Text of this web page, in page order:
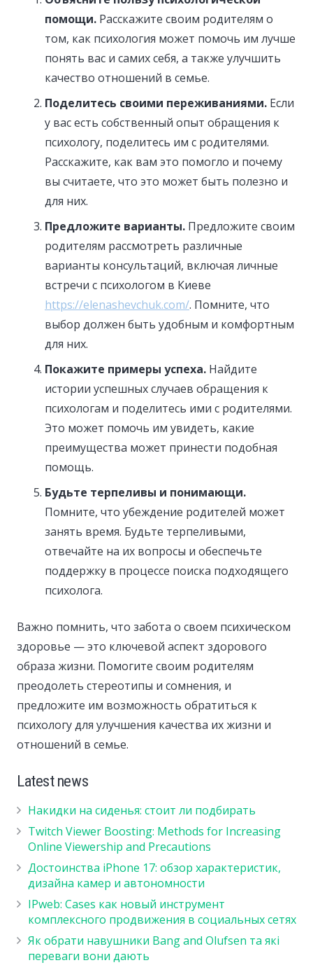
помощи. Расскажите своим родителям о
том, как психология может помочь им лучше
понять вас и самих себя, а также улучшить
качество отношений в семье.
Поделитесь своими переживаниями. Если
у вас есть собственный опыт обращения к
психологу, поделитесь им с родителями.
Расскажите, как вам это помогло и почему
вы считаете, что это может быть полезно и
для них.
Предложите варианты. Предложите своим
родителям рассмотреть различные
варианты консультаций, включая личные
встречи с психологом в Киеве
https://elenashevchuk.com/. Помните, что
выбор должен быть удобным и комфортным
для них.
Покажите примеры успеха. Найдите
истории успешных случаев обращения к
психологам и поделитесь ими с родителями.
Это может помочь им увидеть, какие
преимущества может принести подобная
помощь.
Будьте терпеливы и понимающи.
Помните, что убеждение родителей может
занять время. Будьте терпеливыми,
отвечайте на их вопросы и обеспечьте
поддержку в процессе поиска подходящего
психолога.
Важно помнить, что забота о своем психическом
здоровье — это ключевой аспект здорового
образа жизни. Помогите своим родителям
преодолеть стереотипы и сомнения, и
предложите им возможность обратиться к
психологу для улучшения качества их жизни и
отношений в семье.
Latest news
Накидки на сиденья: стоит ли подбирать
Twitch Viewer Boosting: Methods for Increasing
Online Viewership and Precautions
Достоинства iPhone 17: обзор характеристик,
дизайна камер и автономности
IPweb: Cases как новый инструмент
комплексного продвижения в социальных сетях
Як обрати навушники Bang and Olufsen та які
переваги вони дають